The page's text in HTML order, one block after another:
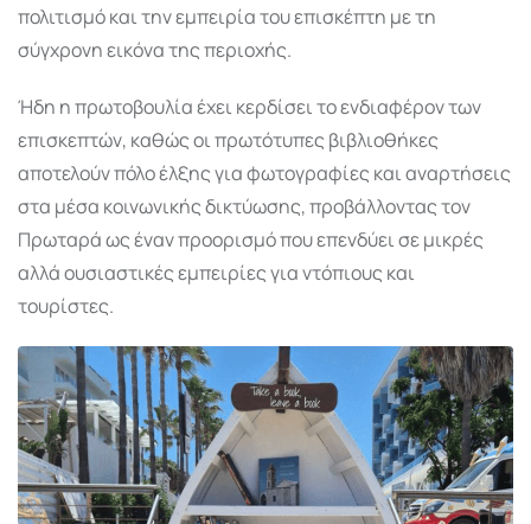
πολιτισμό και την εμπειρία του επισκέπτη με τη
σύγχρονη εικόνα της περιοχής.
Ήδη η πρωτοβουλία έχει κερδίσει το ενδιαφέρον των
επισκεπτών, καθώς οι πρωτότυπες βιβλιοθήκες
αποτελούν πόλο έλξης για φωτογραφίες και αναρτήσεις
στα μέσα κοινωνικής δικτύωσης, προβάλλοντας τον
Πρωταρά ως έναν προορισμό που επενδύει σε μικρές
αλλά ουσιαστικές εμπειρίες για ντόπιους και
τουρίστες.